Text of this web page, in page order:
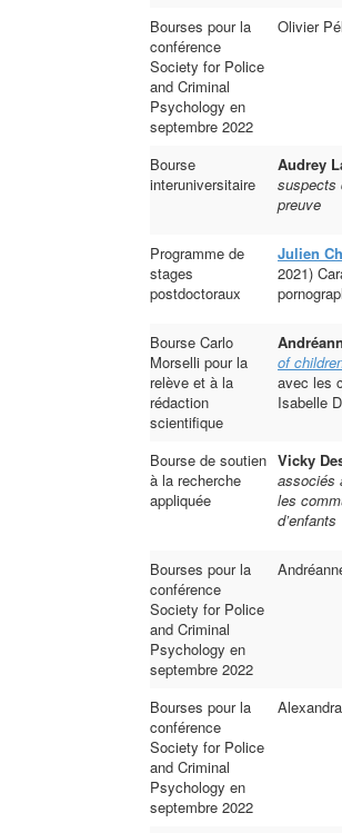
Bourses pour la
conférence
Society for Police
and Criminal
Psychology en
septembre 2022
Olivier
Bourse
interuniversitaire
Audrey
suspects
preuve
Programme de
stages
postdoctoraux
Julien
2021)
Bourse Carlo
Morselli pour la
relève et à la
rédaction
scientifique
of
avec les
Isabelle
Bourse de soutien
à la recherche
appliquée
Vicky
associés
les
d’enfants
Bourses pour la
conférence
Society for Police
and Criminal
Psychology en
septembre 2022
Bourses pour la
conférence
Society for Police
and Criminal
Psychology en
septembre 2022